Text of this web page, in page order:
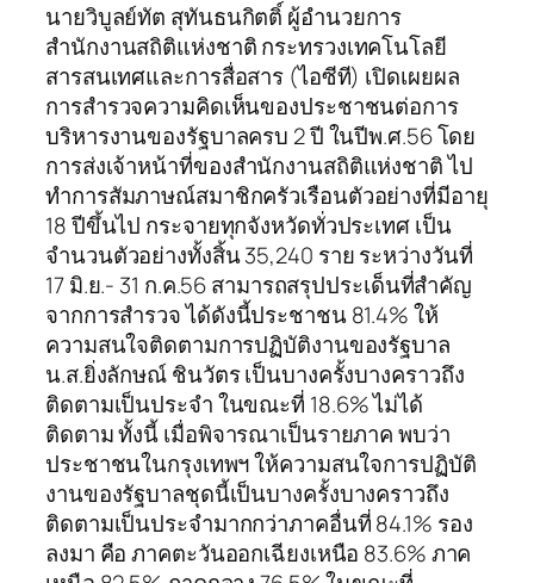
นายวิบูลย์ทัต สุทันธนกิตติ์ ผู้อำนวยการ
สำนักงานสถิติแห่งชาติ กระทรวงเทคโนโลยี
สารสนเทศและการสื่อสาร (ไอซีที) เปิดเผยผล
การสำรวจความคิดเห็นของประชาชนต่อการ
บริหารงานของรัฐบาลครบ 2 ปี ในปีพ.ศ.56 โดย
การส่งเจ้าหน้าที่ของสำนักงานสถิติแห่งชาติ ไป
ทำการสัมภาษณ์สมาชิกครัวเรือนตัวอย่างที่มีอายุ
18 ปีขึ้นไป กระจายทุกจังหวัดทั่วประเทศ เป็น
จำนวนตัวอย่างทั้งสิ้น 35,240 ราย ระหว่างวันที่
17 มิ.ย.- 31 ก.ค.56 สามารถสรุปประเด็นที่สำคัญ
จากการสำรวจ ได้ดังนี้ประชาชน 81.4% ให้
ความสนใจติดตามการปฏิบัติงานของรัฐบาล
น.ส.ยิ่งลักษณ์ ชินวัตร เป็นบางครั้งบางคราวถึง
ติดตามเป็นประจำ ในขณะที่ 18.6% ไม่ได้
ติดตาม ทั้งนี้ เมื่อพิจารณาเป็นรายภาค พบว่า
ประชาชนในกรุงเทพฯ ให้ความสนใจการปฏิบัติ
งานของรัฐบาลชุดนี้เป็นบางครั้งบางคราวถึง
ติดตามเป็นประจำมากกว่าภาคอื่นที่ 84.1% รอง
ลงมา คือ ภาคตะวันออกเฉียงเหนือ 83.6% ภาค